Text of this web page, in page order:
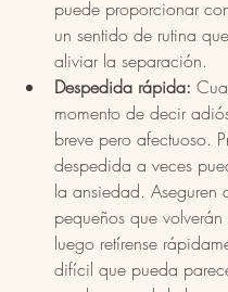
puede proporcionar
un sentido de rutina
aliviar la separación.
Despedida rápida:
momento de decir
breve pero afectuoso.
despedida a veces
la ansiedad. Aseguren
pequeños que volverán
luego retírense
difícil que pueda